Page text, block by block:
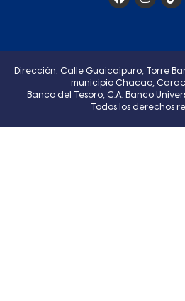
Dirección: Calle Guaicaipuro, Torre
municipio Chacao,
Banco del Tesoro, C.A. Banco
Todos los derechos